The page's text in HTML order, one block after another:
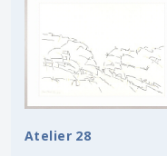
Atelier 28